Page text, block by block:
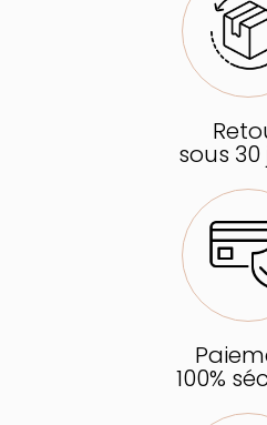
sous 30
100%